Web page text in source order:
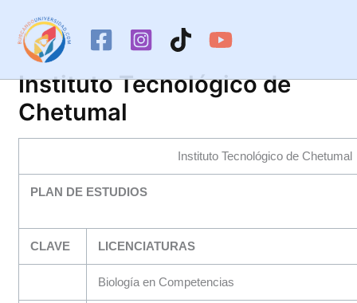
contenido
Instituto Tecnológico de
Chetumal
Instituto Tecnológico de Chetumal
PLAN DE ESTUDIOS
CLAVE LICENCIATURAS
Biología en Competencias